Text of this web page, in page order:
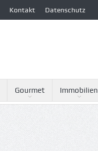
Kontakt Datenschutz
Gourmet Immobilien